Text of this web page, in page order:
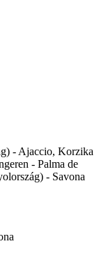
- Ajaccio, Korzika
- Palma de
- Savona